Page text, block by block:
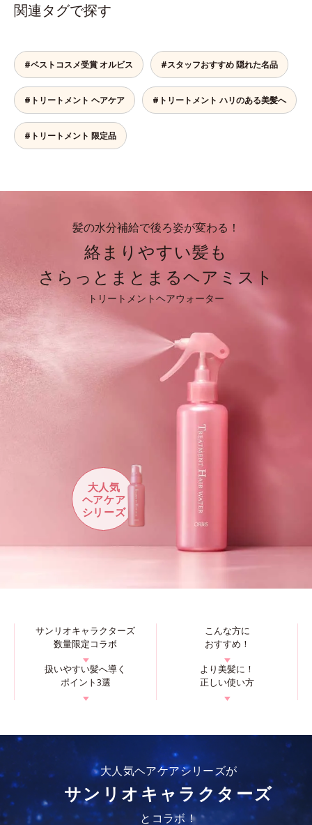
関連タグで探す
#ベストコスメ受賞 オルビス #スタッフおすすめ 隠れた名品
#トリートメント ヘアケア #トリートメント ハリのある美髪へ
#トリートメント 限定品
髪の水分補給で後ろ姿が変わる！
絡まりやすい髪も
さらっとまとまるヘアミスト
トリートメントヘアウォーター
大人気
ヘアケア
シリーズ
サンリオキャラクターズ
数量限定コラボ
▼
こんな方に
おすすめ！
▼
扱いやすい髪へ導く
ポイント3選
▼
より美髪に！
正しい使い方
▼
大人気ヘアケアシリーズが
サンリオキャラクターズ
とコラボ！